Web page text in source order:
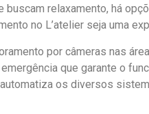
relaxamento, há
no L’atelier seja uma
por câmeras nas
que garante o
os diversos